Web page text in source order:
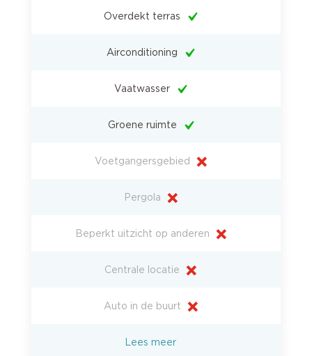
Overdekt terras
Airconditioning
Vaatwasser
Groene ruimte
Voetgangersgebied
Pergola
Beperkt uitzicht op anderen
Centrale locatie
Auto in de buurt
Lees meer